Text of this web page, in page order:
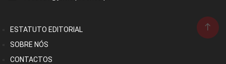
ESTATUTO EDITORIAL
SOBRE NÓS
CONTACTOS